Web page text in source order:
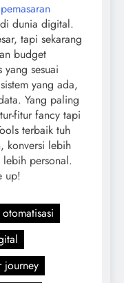
dunia digital.
tapi sekarang
budget
sesuai
yang ada,
Yang paling
fitur fancy tapi
terbaik tuh
konversi lebih
personal.
up!
journey